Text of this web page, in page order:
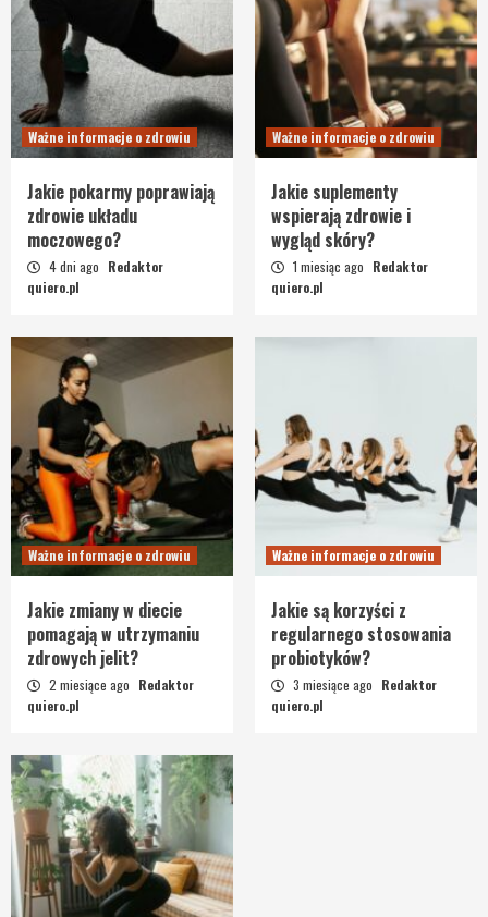
Ważne informacje o zdrowiu
Jakie pokarmy poprawiają
zdrowie układu
moczowego?
4 dni ago Redaktor
quiero.pl
Ważne informacje o zdrowiu
Jakie suplementy
wspierają zdrowie i
wygląd skóry?
1 miesiąc ago Redaktor
quiero.pl
Ważne informacje o zdrowiu
Jakie zmiany w diecie
pomagają w utrzymaniu
zdrowych jelit?
2 miesiące ago Redaktor
quiero.pl
Ważne informacje o zdrowiu
Jakie są korzyści z
regularnego stosowania
probiotyków?
3 miesiące ago Redaktor
quiero.pl